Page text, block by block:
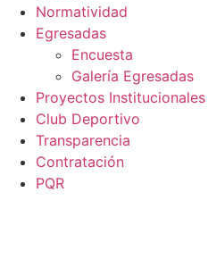
Normatividad
Egresadas
Encuesta
Galería Egresadas
Proyectos Institucionales
Club Deportivo
Transparencia
Contratación
PQR